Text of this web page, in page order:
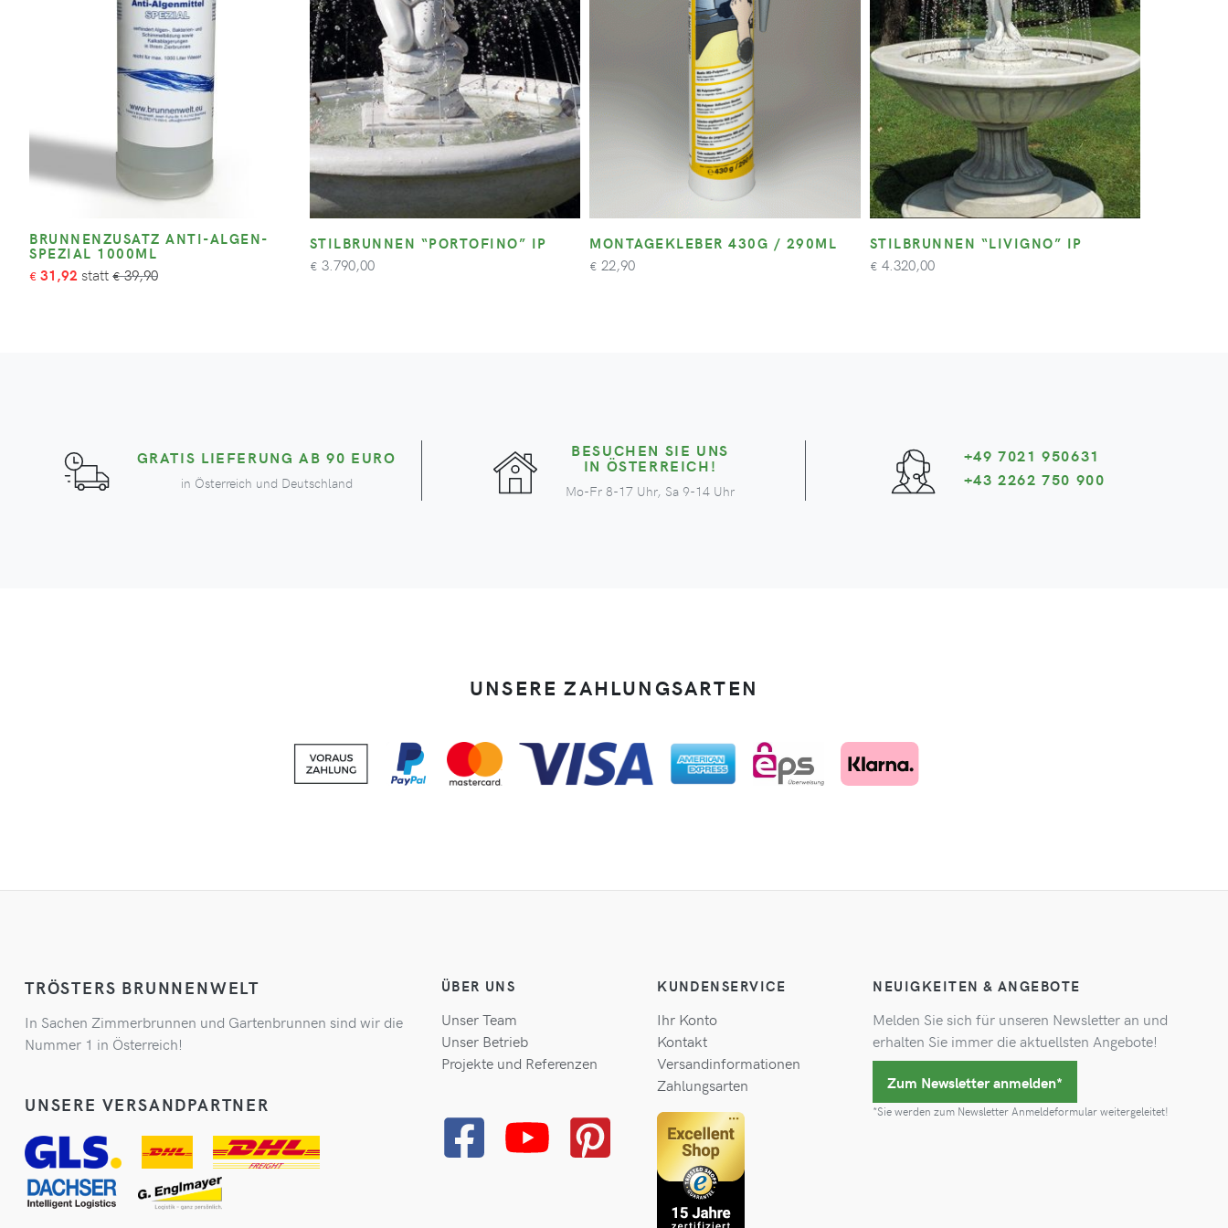
BRUNNENZUSATZ ANTI-ALGEN-
SPEZIAL 1000ML
€ 31,92 €39,90
STILBRUNNEN “PORTOFINO” IP
€ 3.790,00
MONTAGEKLEBER 430G / 290ML
€ 22,90
STILBRUNNEN “LIVIGNO” IP
€ 4.320,00
GRATIS LIEFERUNG AB 90 EURO
in Österreich und Deutschland
BESUCHEN SIE UNS
IN ÖSTERREICH!
Mo-Fr 8-17 Uhr, Sa 9-14 Uhr
+49 7021 950631
+43 2262 750 900
UNSERE ZAHLUNGSARTEN
TRÖSTERS BRUNNENWELT
In Sachen Zimmerbrunnen und Gartenbrunnen sind wir die
Nummer 1 in Österreich!
UNSERE VERSANDPARTNER
ÜBER UNS
Unser Team
Unser Betrieb
Projekte und Referenzen
KUNDENSERVICE
Ihr Konto
Kontakt
Versandinformationen
Zahlungsarten
NEUIGKEITEN & ANGEBOTE
Melden Sie sich für unseren Newsletter an und
erhalten Sie immer die aktuellsten Angebote!
Zum Newsletter anmelden*
*Sie werden zum Newsletter Anmeldeformular weitergeleitet!